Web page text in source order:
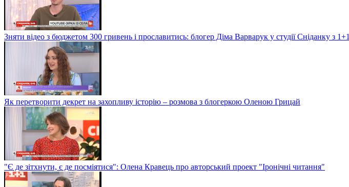
Зняти відео з бюджетом 300 гривень і прославитись: блогер Діма Варварук у студії Сніданку з 1+1
Як перетворити декрет на захопливу історію – розмова з блогеркою Оленою Грицай
"Є де зітхнути, є де посміятися": Олена Кравець про авторський проект "Іронічні читання"